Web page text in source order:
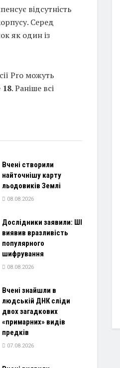
відсутність
Серед
як один із
Pro можуть
18. Раніше всі
Вчені створили
найточнішу карту
льодовиків Землі
08.08.2026
Дослідники заявили: ШІ
виявив вразливість
популярного
шифрування
08.08.2026
Вчені знайшли в
людській ДНК сліди
двох загадкових
«примарних» видів
предків
07.08.2026